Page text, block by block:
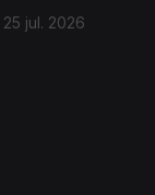
25 jul. 2026